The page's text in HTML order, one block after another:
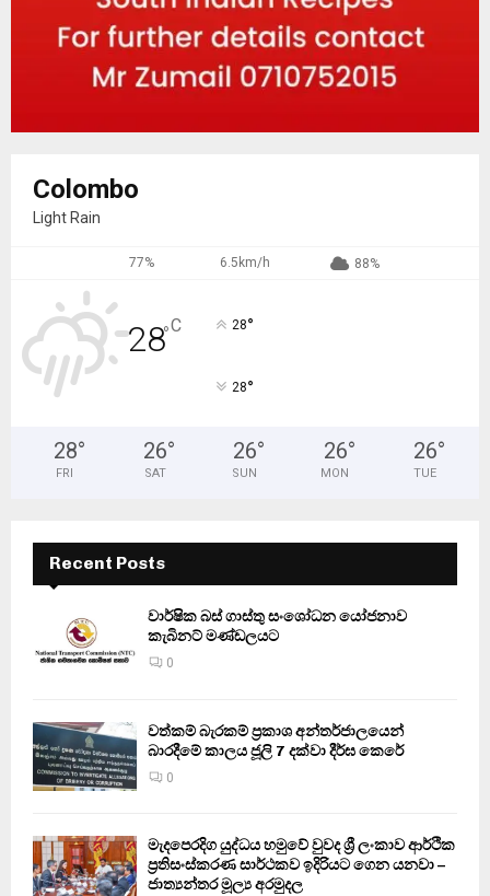
Colombo
Light Rain
77% 6.5km/h 88%
28°C 28°
28°
28°
FRI
26°
SAT
26°
SUN
26°
MON
26°
TUE
Recent Posts
වාර්ෂික බස් ගාස්තු සංශෝධන යෝජනාව
කැබිනට් මණ්ඩලයට
0
වත්කම් බැරකම් ප්‍රකාශ අන්තර්ජාලයෙන්
බාරදීමේ කාලය ජූලි 7 දක්වා දීර්ඝ කෙරේ
0
මැදපෙරදිග යුද්ධය හමුවේ වුවද ශ්‍රී ලංකාව ආර්ථික
ප්‍රතිසංස්කරණ සාර්ථකව ඉදිරියට ගෙන යනවා –
ජාත්‍යන්තර මූල්‍ය අරමුදල